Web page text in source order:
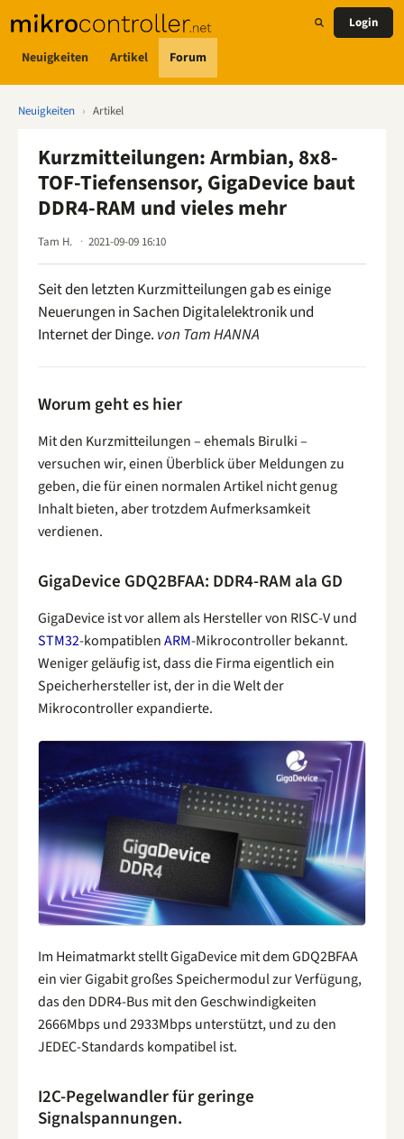
Neuigkeiten Artikel Forum
Login
Neuigkeiten › Artikel
Kurzmitteilungen: Armbian, 8x8-
TOF-Tiefensensor, GigaDevice baut
DDR4-RAM und vieles mehr
Tam H. 2021-09-09 16:10
Seit den letzten Kurzmitteilungen gab es einige
Neuerungen in Sachen Digitalelektronik und
Internet der Dinge. von Tam HANNA
Worum geht es hier
Mit den Kurzmitteilungen – ehemals Birulki –
versuchen wir, einen Überblick über Meldungen zu
geben, die für einen normalen Artikel nicht genug
Inhalt bieten, aber trotzdem Aufmerksamkeit
verdienen.
GigaDevice GDQ2BFAA: DDR4-RAM ala GD
GigaDevice ist vor allem als Hersteller von RISC-V und
STM32-kompatiblenARM-Mikrocontroller bekannt.
Weniger geläufig ist, dass die Firma eigentlich ein
Speicherhersteller ist, der in die Welt der
Mikrocontroller expandierte.
Im Heimatmarkt stellt GigaDevice mit dem GDQ2BFAA
ein vier Gigabit großes Speichermodul zur Verfügung,
das den DDR4-Bus mit den Geschwindigkeiten
2666Mbps und 2933Mbps unterstützt, und zu den
JEDEC-Standards kompatibel ist.
I2C-Pegelwandler für geringe
Signalspannungen.